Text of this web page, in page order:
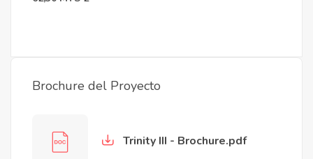
Brochure del Proyecto
Trinity III - Brochure.pdf